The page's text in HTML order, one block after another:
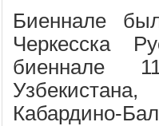
Биеннале
Черкесска
биеннале
Кабардино-